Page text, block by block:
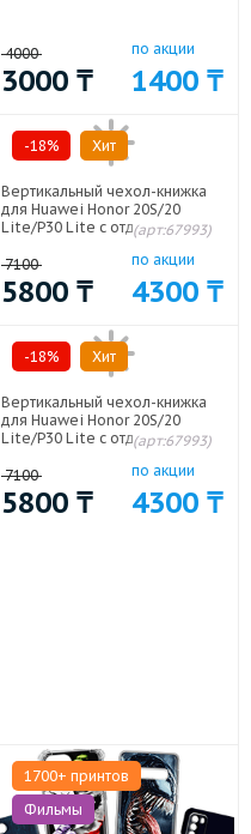
4000
3000 ₸
по акции
1400 ₸
-18% Хит
Вертикальный чехол-книжка
для Huawei Honor 20S/20
Lite/P30 Lite с отделениями
для карт и магнитной
защелкой Белый
(арт:67993)
7100
5800 ₸
по акции
4300 ₸
-18% Хит
Вертикальный чехол-книжка
для Huawei Honor 20S/20
Lite/P30 Lite с отделениями
для карт и магнитной
защелкой Красный
(арт:67993)
7100
5800 ₸
по акции
4300 ₸
1700+ принтов
Фильмы